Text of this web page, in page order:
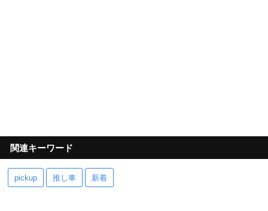
関連キーワード
pickup 推し車 新着